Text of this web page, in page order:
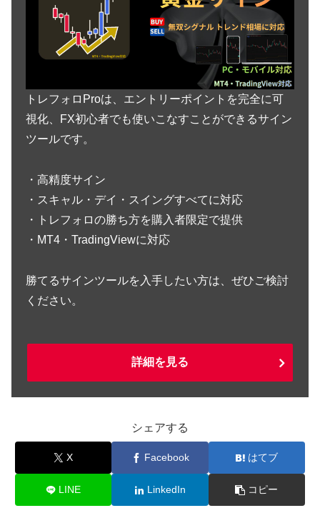
トレフォロProは、エントリーポイントを完全に可
視化、FX初心者でも使いこなすことができるサイン
ツールです。
・高精度サイン
・スキャル・デイ・スイングすべてに対応
・トレフォロの勝ち方を購入者限定で提供
・MT4・TradingViewに対応
勝てるサインツールを入手したい方は、ぜひご検討
ください。
詳細を見る
シェアする
X Facebook はてブ
LINE LinkedIn コピー